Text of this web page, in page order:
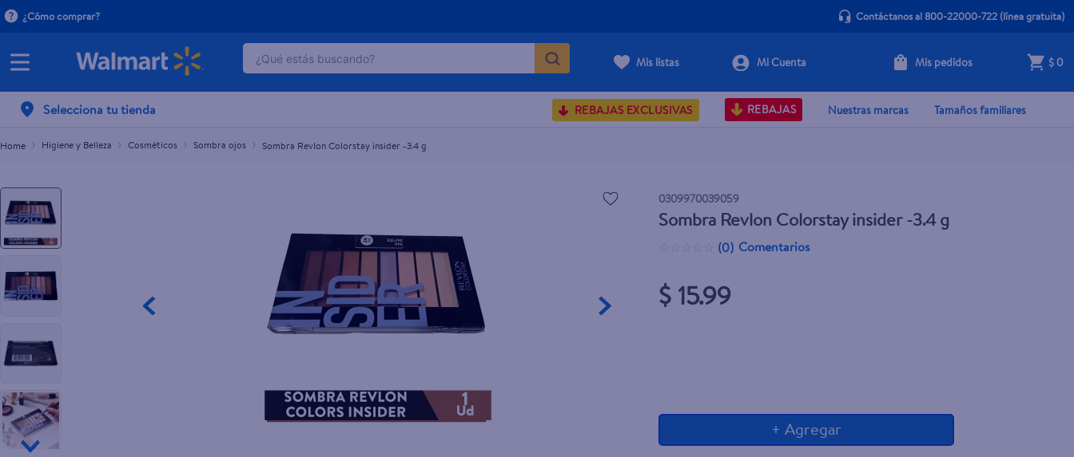
¿Cómo comprar? Contáctanos al 800-22000-722(línea gratuita)
¿Qué estás buscando?
Mis listas Mis pedidos $ 0
Selecciona tu tienda REBAJAS EXCLUSIVAS REBAJAS Nuestras marcas Tamaños familiares
Higiene y Belleza Cosméticos Sombra ojos Sombra Revlon Colorstay insider -3.4 g
0309970039059
Sombra Revlon Colorstay insider -3.4 g
(0) Comentarios
$ 15.99
+ Agregar
Sombra Revlon Colorstay insider -3.4 g
+ Agregar
TÉRMINOS MÁS BUSCADOS
2.
dove uv
.
hellmanns
7
refrigerador
8.
ventilador
9.
herbal rosa